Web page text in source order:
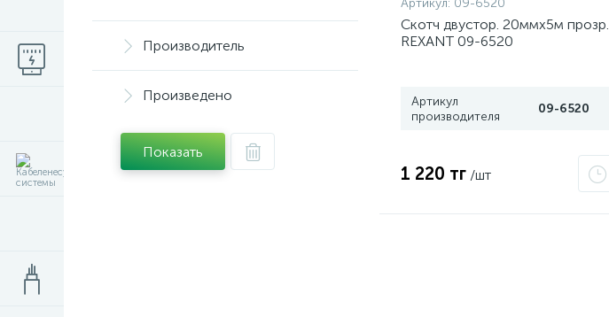
Производитель
Произведено
Показать
Артикул: 09-6520
Скотч двустор. 20ммх5м прозр.
REXANT 09-6520
Артикул
производителя
09-6520
1 220 тг /шт